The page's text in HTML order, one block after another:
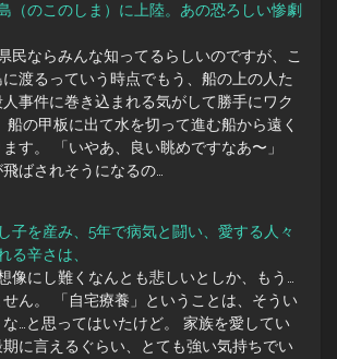
（のこのしま）に上陸。あの恐ろしい惨劇
民ならみんな知ってるらしいのですが、こ
渡るっていう時点でもう、船の上の人た
事件に巻き込まれる気がして勝手にワク
船の甲板に出て水を切って進む船から遠く
す。 「いやあ、良い眺めですなあ〜」
飛ばされそうになるの…
子を産み、5年で病気と闘い、愛する人々
る辛さは、
像にし難くなんとも悲しいとしか、もう…
ん。 「自宅療養」ということは、そうい
…と思ってはいたけど。 家族を愛してい
に言えるぐらい、とても強い気持ちでい